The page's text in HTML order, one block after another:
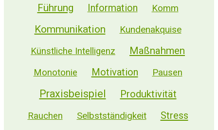
Führung
Information Komm
Kommunikation Kundenakquise
Künstliche Intelligenz Maßnahmen
Monotonie Motivation Pausen
Praxisbeispiel Produktivität
Rauchen Selbstständigkeit Stress